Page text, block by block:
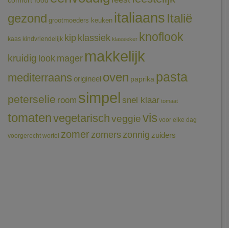
gezond grootmoeders keuken italiaans Italië
kaas kindvriendelijk kip klassiek klassieker knoflook
kruidig look mager makkelijk
mediterraans origineel oven paprika pasta
peterselie room simpel snel klaar tomaat
tomatenvegetarischveggievis voor elke dag
voorgerecht wortel zomerzomerszonnig zuiders